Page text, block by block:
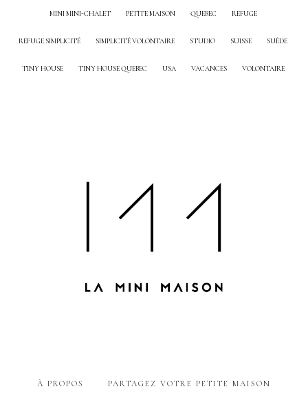
MINI MINI-CHALET PETITE MAISON QUEBEC REFUGE
REFUGE SIMPLICITÉ SIMPLICITÉ VOLONTAIRE STUDIO SUISSE SUÈDE
TINY HOUSE TINY HOUSE QUEBEC USA VACANCES VOLONTAIRE
À PROPOS PARTAGEZ VOTRE PETITE MAISON